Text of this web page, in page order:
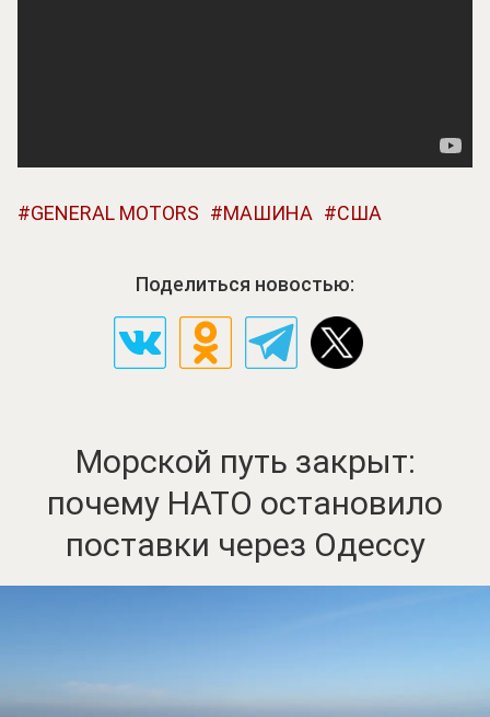
GENERAL MOTORS МАШИНА США
Поделиться новостью:
Морской путь закрыт:
почему НАТО остановило
поставки через Одессу